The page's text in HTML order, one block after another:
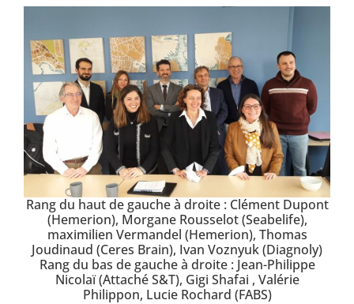
Rang du haut de gauche à droite : Clément Dupont
(Hemerion), Morgane Rousselot (Seabelife),
maximilien Vermandel (Hemerion), Thomas
Joudinaud (Ceres Brain), Ivan Voznyuk (Diagnoly)
Rang du bas de gauche à droite : Jean-Philippe
Nicolaï (Attaché S&T), Gigi Shafai , Valérie
Philippon, Lucie Rochard (FABS)